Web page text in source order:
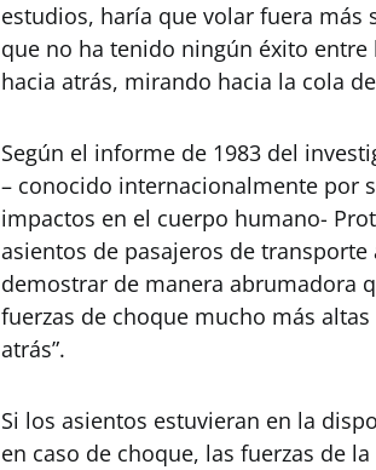
estudios, haría que volar fuera más
que no ha tenido ningún éxito
hacia atrás, mirando hacia la cola
Según el informe de 1983 del
– conocido internacionalmente por
impactos en el cuerpo humano-
asientos de pasajeros de
demostrar de manera abrumadora
fuerzas de choque mucho más
atrás”.
Si los asientos estuvieran en la
en caso de choque, las fuerzas de